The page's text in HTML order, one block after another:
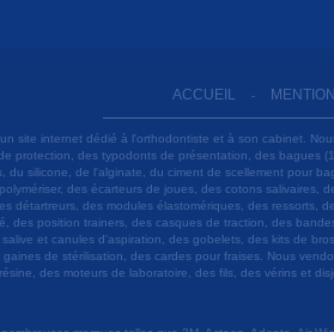
ACCUEIL -
site internet dédié à l'orthodontiste et à son cabinet.
protection, des typodonts de présentation, des bagues
du silicone, de l'alginate, du ciment de scellement pour
des écarteurs de joues, des cotons salivaires,
détartreurs, des modules élastomériques, des ressorts,
des position trainers, des casques de traction, des
et canules d'aspiration, des gobelets, des kits de
gaines de stérilisation, des cardes pour fraises. Nous
des moteurs de laboratoire, des fils, des vérins et